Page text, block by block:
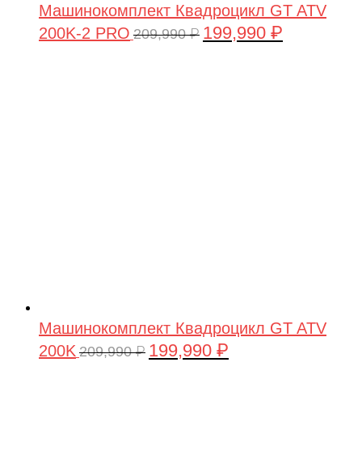
Машинокомплект Квадроцикл GT ATV
200K-2 PRO 209,990₽ Первоначальная
199,990 ₽
Машинокомплект Квадроцикл GT ATV
200K 209,990₽ Первоначальная
199,990 ₽